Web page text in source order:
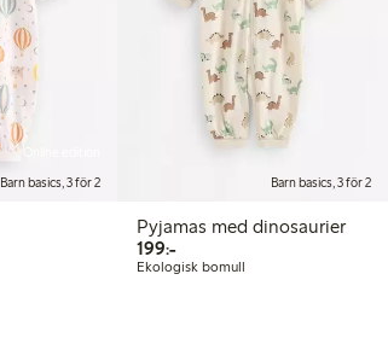
Barn basics, 3 för 2
Barn basics, 3 för 2
Pyjamas med dinosaurier
199:-199,00 kr
Ekologisk bomull